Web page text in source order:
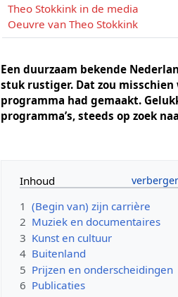
Theo Stokkink in de media
Oeuvre van Theo Stokkink
Een duurzaam bekende
stuk rustiger. Dat zou
programma had gemaakt.
programma’s, steeds op zoek
Inhoud
1 (Begin van) zijn carrière
2 Muziek en documentaires
3 Kunst en cultuur
4 Buitenland
5 Prijzen en onderscheidingen
6 Publicaties